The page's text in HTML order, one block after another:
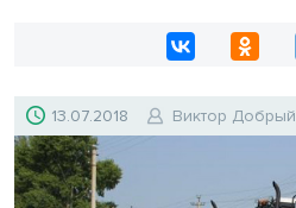
13.07.2018 Виктор Добрый